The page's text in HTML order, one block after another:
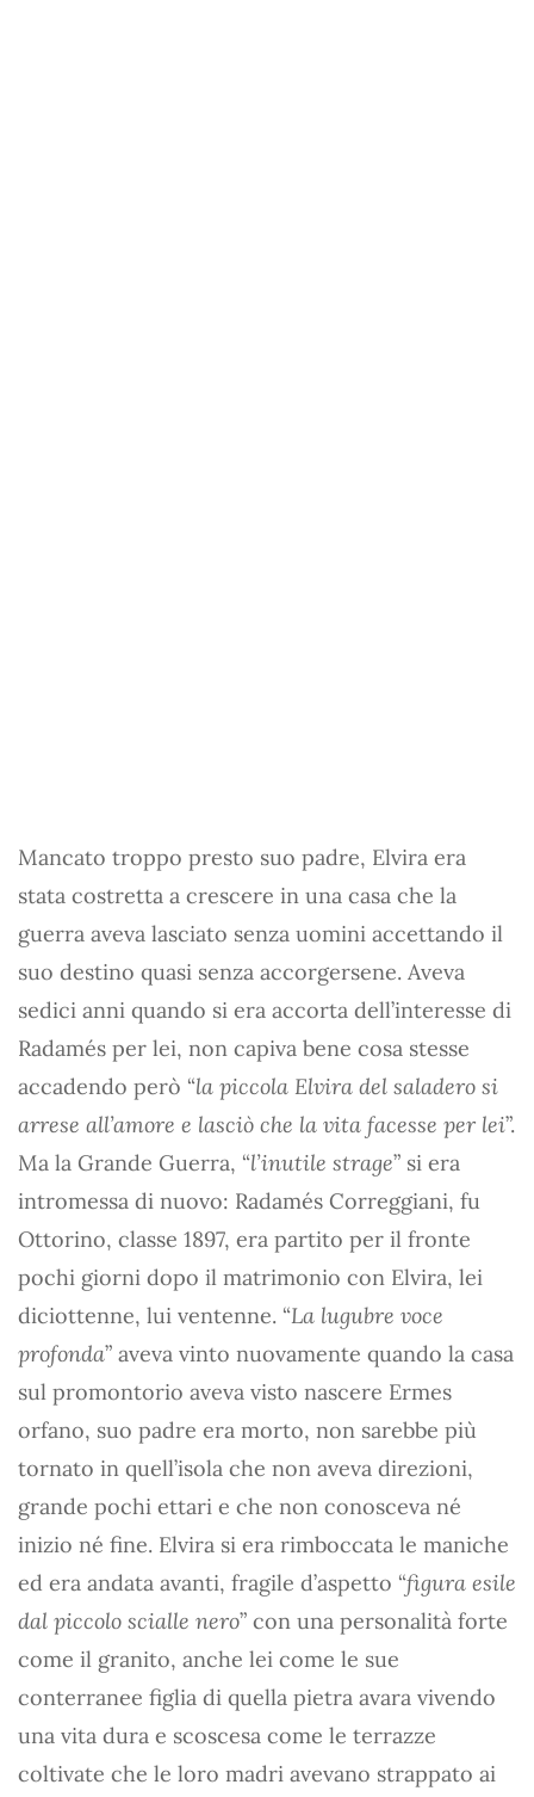
Mancato troppo presto suo padre, Elvira era
stata costretta a crescere in una casa che la
guerra aveva lasciato senza uomini accettando il
suo destino quasi senza accorgersene. Aveva
sedici anni quando si era accorta dell’interesse di
Radamés per lei, non capiva bene cosa stesse
accadendo però “la piccola Elvira del saladero si
arrese all’amore e lasciò che la vita facesse per lei”.
Ma la Grande Guerra, “l’inutile strage” si era
intromessa di nuovo: Radamés Correggiani, fu
Ottorino, classe 1897, era partito per il fronte
pochi giorni dopo il matrimonio con Elvira, lei
diciottenne, lui ventenne. “La lugubre voce
profonda” aveva vinto nuovamente quando la casa
sul promontorio aveva visto nascere Ermes
orfano, suo padre era morto, non sarebbe più
tornato in quell’isola che non aveva direzioni,
grande pochi ettari e che non conosceva né
inizio né fine. Elvira si era rimboccata le maniche
ed era andata avanti, fragile d’aspetto “figura esile
dal piccolo scialle nero” con una personalità forte
come il granito, anche lei come le sue
conterranee figlia di quella pietra avara vivendo
una vita dura e scoscesa come le terrazze
coltivate che le loro madri avevano strappato ai